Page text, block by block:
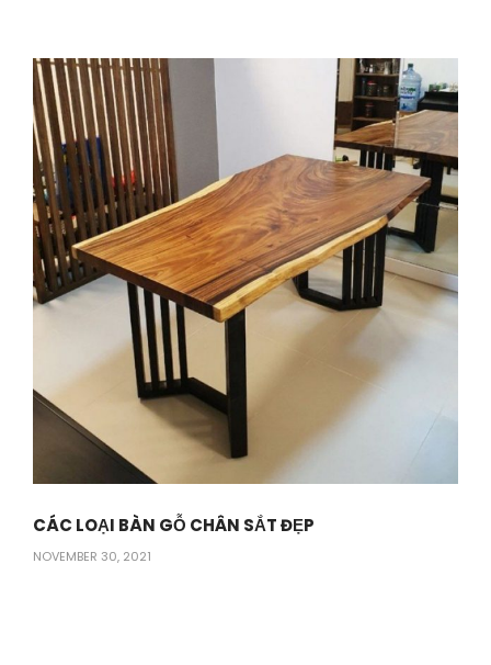
CÁC LOẠI BÀN GỖ CHÂN SẮT ĐẸP
NOVEMBER 30, 2021